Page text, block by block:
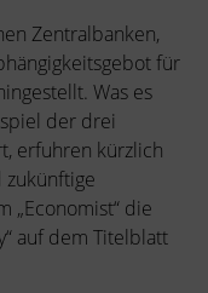
Zentralbanken,
für
Was es
der drei
erfuhren kürzlich
zukünftige
„Economist“ die
auf dem Titelblatt